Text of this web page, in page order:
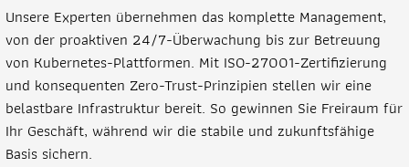
Unsere Experten übernehmen das komplette Management,
von der proaktiven 24/7-Überwachung bis zur Betreuung
von Kubernetes-Plattformen. Mit ISO-27001-Zertifizierung
und konsequenten Zero-Trust-Prinzipien stellen wir eine
belastbare Infrastruktur bereit. So gewinnen Sie Freiraum für
Ihr Geschäft, während wir die stabile und zukunftsfähige
Basis sichern.